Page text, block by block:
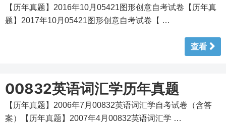
【历年真题】2016年10月05421图形创意自考试卷【历年真
题】2017年10月05421图形创意自考试卷【 …
查看
00832英语词汇学历年真题
【历年真题】2006年7月00832英语词汇学自考试卷（含答
案）【历年真题】2007年4月00832英语词汇学 …